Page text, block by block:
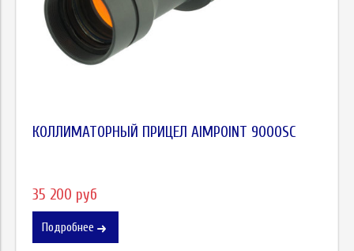
КОЛЛИМАТОРНЫЙ ПРИЦЕЛ AIMPOINT 9000SC
35 200 руб
Подробнее